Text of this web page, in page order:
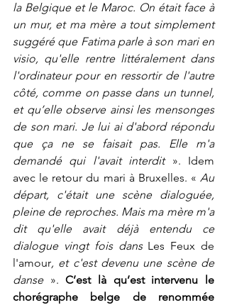
la Belgique et le Maroc. On était face à
un mur, et ma mère a tout simplement
suggéré que Fatima parle à son mari en
visio, qu'elle rentre littéralement dans
l'ordinateur pour en ressortir de l'autre
côté, comme on passe dans un tunnel,
et qu’elle observe ainsi les mensonges
de son mari. Je lui ai d'abord répondu
que ça ne se faisait pas. Elle m'a
demandé qui l'avait interdit ». Idem
avec le retour du mari à Bruxelles. « Au
départ, c'était une scène dialoguée,
pleine de reproches. Mais ma mère m'a
dit qu'elle avait déjà entendu ce
dialogue vingt fois dans Les Feux de
l'amour, et c'est devenu une scène de
danse ». C’est là qu’est intervenu le
chorégraphe belge de renommée